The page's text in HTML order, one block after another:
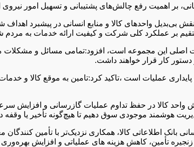
بر اهمیت رفع چالش‌های پشتیبانی و تسهیل امور
بی‌بدیل واحدهای کالا و منابع انسانی در پیشبرد
بر عملکرد کلی شرکت و کیفیت ارائه خدمات به مردم
اصلی این مجموعه است، افزود:تمامی مسائل و
کار قرار خواهند داشت.
عملیات است ،تاکید کرد:تامین به موقع کالا و
واحد کالا در حفظ تداوم عملیات گازرسانی و افزایش
هوشمند موجودی سوق دهیم تا هیچ‌گونه تأخیر یا وقفه
اطلاعاتی کالا، همکاری نزدیک‌تر با تأمین‌ کنندگان
تأمین، کاهش هزینه‌ های عملیاتی و افزایش